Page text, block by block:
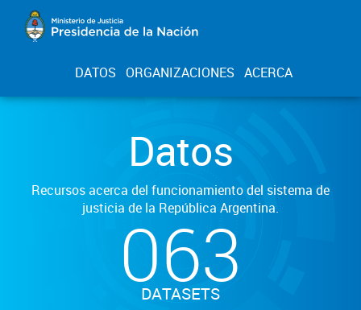
DATOS ORGANIZACIONES ACERCA
Datos
Recursos acerca del funcionamiento del sistema de
justicia de la República Argentina.
063
DATASETS